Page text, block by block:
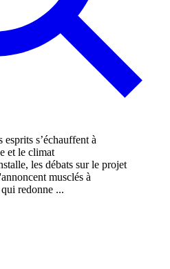
les débats sur le projet
musclés à
redonne ...